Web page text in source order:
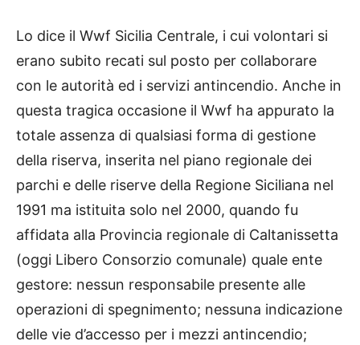
Lo dice il Wwf Sicilia Centrale, i cui volontari si
erano subito recati sul posto per collaborare
con le autorità ed i servizi antincendio. Anche in
questa tragica occasione il Wwf ha appurato la
totale assenza di qualsiasi forma di gestione
della riserva, inserita nel piano regionale dei
parchi e delle riserve della Regione Siciliana nel
1991 ma istituita solo nel 2000, quando fu
affidata alla Provincia regionale di Caltanissetta
(oggi Libero Consorzio comunale) quale ente
gestore: nessun responsabile presente alle
operazioni di spegnimento; nessuna indicazione
delle vie d’accesso per i mezzi antincendio;